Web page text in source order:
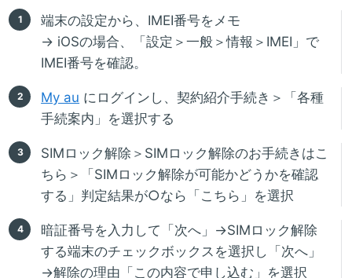
端末の設定から、IMEI番号をメモ
→ iOSの場合、「設定＞一般＞情報＞IMEI」で
IMEI番号を確認。
My au にログインし、契約紹介手続き＞「各種
手続案内」を選択する
SIMロック解除＞SIMロック解除のお手続きはこ
ちら＞「SIMロック解除が可能かどうかを確認
する」判定結果が○なら「こちら」を選択
暗証番号を入力して「次へ」→SIMロック解除
する端末のチェックボックスを選択し「次へ」
→解除の理由「この内容で申し込む」を選択